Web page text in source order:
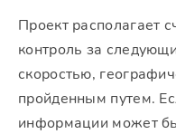
Проект располагает
контроль за
скоростью,
пройденным путем.
информации может